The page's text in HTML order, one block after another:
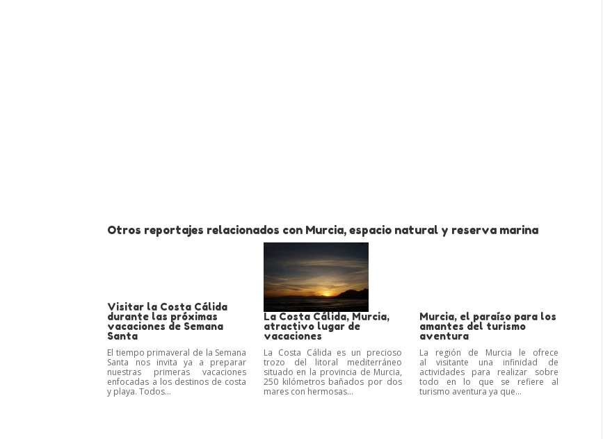
Otros reportajes relacionados con Murcia, espacio natural y reserva marina
Visitar la Costa Cálida
durante las próximas
vacaciones de Semana
Santa
El tiempo primaveral de la Semana
Santa nos invita ya a preparar
nuestras primeras vacaciones
enfocadas a los destinos de costa
y playa. Todos...
La Costa Cálida, Murcia,
atractivo lugar de
vacaciones
La Costa Cálida es un precioso
trozo del litoral mediterráneo
situado en la provincia de Murcia,
250 kilómetros bañados por dos
mares con hermosas...
Murcia, el paraíso para los
amantes del turismo
aventura
La región de Murcia le ofrece
al visitante una infinidad de
actividades para realizar sobre
todo en lo que se refiere al
turismo aventura ya que...